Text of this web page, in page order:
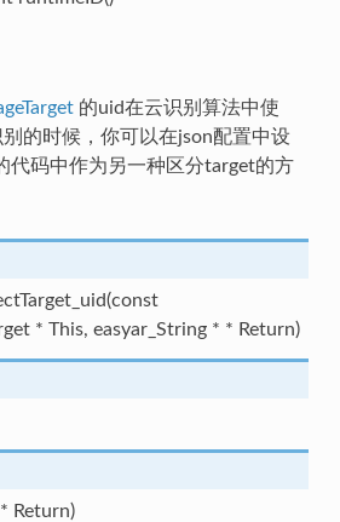
的uid在云识别算法中使
的时候，你可以在json配置中设
代码中作为另一种区分target的方
* This, easyar_String * * Return)
Return)